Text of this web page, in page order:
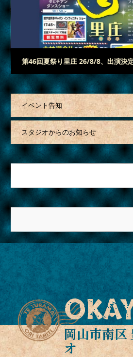
「蓮昌寺夏祭り」 26/7/18、出演
123
イベント告知
スタジオからのお知らせ
岡山市南区
オ